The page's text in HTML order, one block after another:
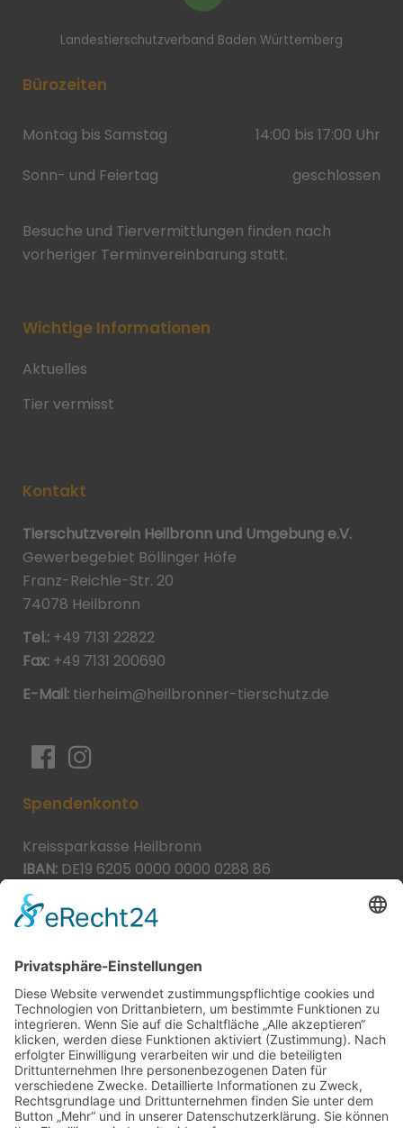
Landestierschutzverband Baden Württemberg
Bürozeiten
Montag bis Samstag
14:00 bis 17:00 Uhr
Sonn- und Feiertag
geschlossen
Besuche und Tiervermittlungen finden nach
vorheriger Terminvereinbarung statt.
Wichtige Informationen
Aktuelles
Tier vermisst
Kontakt
Tierschutzverein Heilbronn und Umgebung e.V.
Gewerbegebiet Böllinger Höfe
Franz-Reichle-Str. 20
74078 Heilbronn
Tel.: +49 7131 22822
Fax: +49 7131 200690
E-Mail: tierheim@heilbronner-tierschutz.de
Spendenkonto
Kreissparkasse Heilbronn
IBAN: DE19 6205 0000 0000 0288 86
BIC:
Spende direkt via PayPal
JETZT SPENDEN
paypal@heilbronner-tierschutz.de